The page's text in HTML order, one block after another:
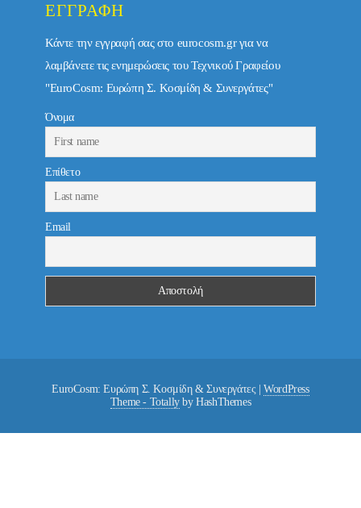
ΕΓΓΡΑΦΉ
Κάντε την εγγραφή σας στο eurocosm.gr για να
λαμβάνετε τις ενημερώσεις του Τεχνικού Γραφείου
"EuroCosm: Ευρώπη Σ. Κοσμίδη & Συνεργάτες"
Όνομα
Επίθετο
Email
EuroCosm: Ευρώπη Σ. Κοσμίδη & Συνεργάτες |WordPress
Theme - Totallyby HashThemes